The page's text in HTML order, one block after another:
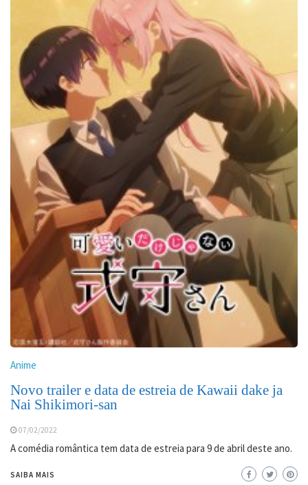
Anime
Novo trailer e data de estreia de Kawaii dake ja
Nai Shikimori-san
07/02/2022
A comédia romântica tem data de estreia para 9 de abril deste ano.
SAIBA MAIS